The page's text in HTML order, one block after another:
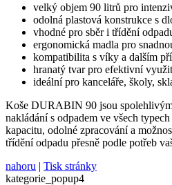
velký objem 90 litrů pro
odolná plastová konstrukce s
vhodné pro sběr i třídění
ergonomická madla pro
kompatibilita s víky a dalším
hranatý tvar pro efektivní
ideální pro kanceláře, školy,
Koše DURABIN 90 jsou
nakládání s odpadem ve všech
kapacitu, odolné zpracování a
třídění odpadu přesně podle potřeb
nahoru | Tisk stránky
kategorie_popup4